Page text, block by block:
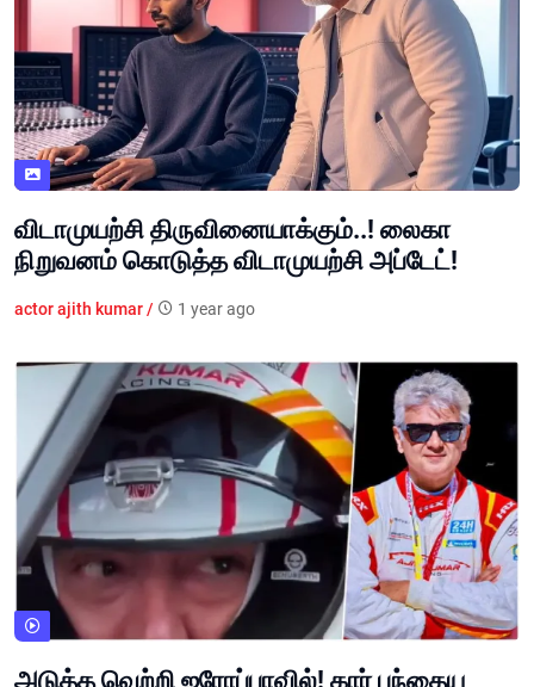
விடாமுயற்சி திருவினையாக்கும்..! லைகா
நிறுவனம் கொடுத்த விடாமுயற்சி அப்டேட்!
actor ajith kumar / 1 year ago
அடுத்த வெற்றி ஐரோப்பாவில்! கார் பந்தைய